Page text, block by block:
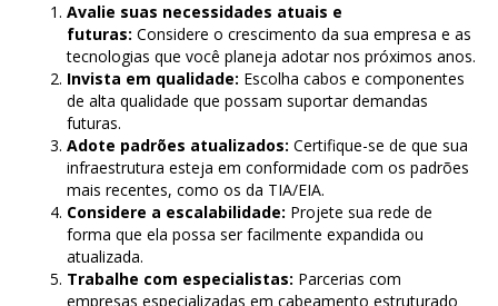
Avalie suas necessidades atuais e
futuras: Considere o crescimento da sua empresa e as
tecnologias que você planeja adotar nos próximos anos.
Invista em qualidade: Escolha cabos e componentes
de alta qualidade que possam suportar demandas
futuras.
Adote padrões atualizados: Certifique-se de que sua
infraestrutura esteja em conformidade com os padrões
mais recentes, como os da TIA/EIA.
Considere a escalabilidade: Projete sua rede de
forma que ela possa ser facilmente expandida ou
atualizada.
Trabalhe com especialistas: Parcerias com
empresas especializadas em cabeamento estruturado